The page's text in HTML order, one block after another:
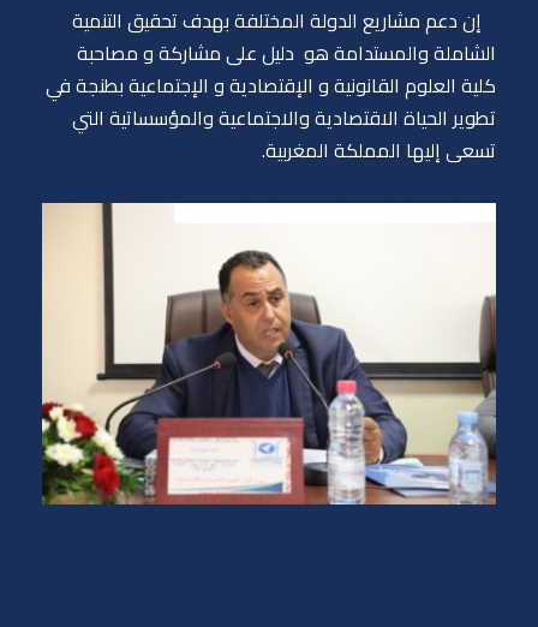
إن دعم مشاريع الدولة المختلفة بهدف تحقيق التنمية
الشاملة والمستدامة هو دليل على مشاركة و مصاحبة
كلية العلوم القانونية و الإقتصادية و الإجتماعية بطنجة في
تطوير الحياة الاقتصادية والاجتماعية والمؤسساتية التي
تسعى إليها المملكة المغربية.